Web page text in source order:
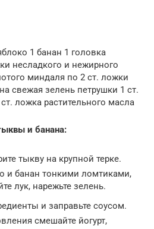
1 банан 1 головка
несладкого и нежирного
миндаля по 2 ст. ложки
свежая зелень петрушки 1 ст.
ложка растительного масла
и банана:
тыкву на крупной терке.
и банан тонкими ломтиками,
лук, нарежьте зелень.
и заправьте соусом.
смешайте йогурт,